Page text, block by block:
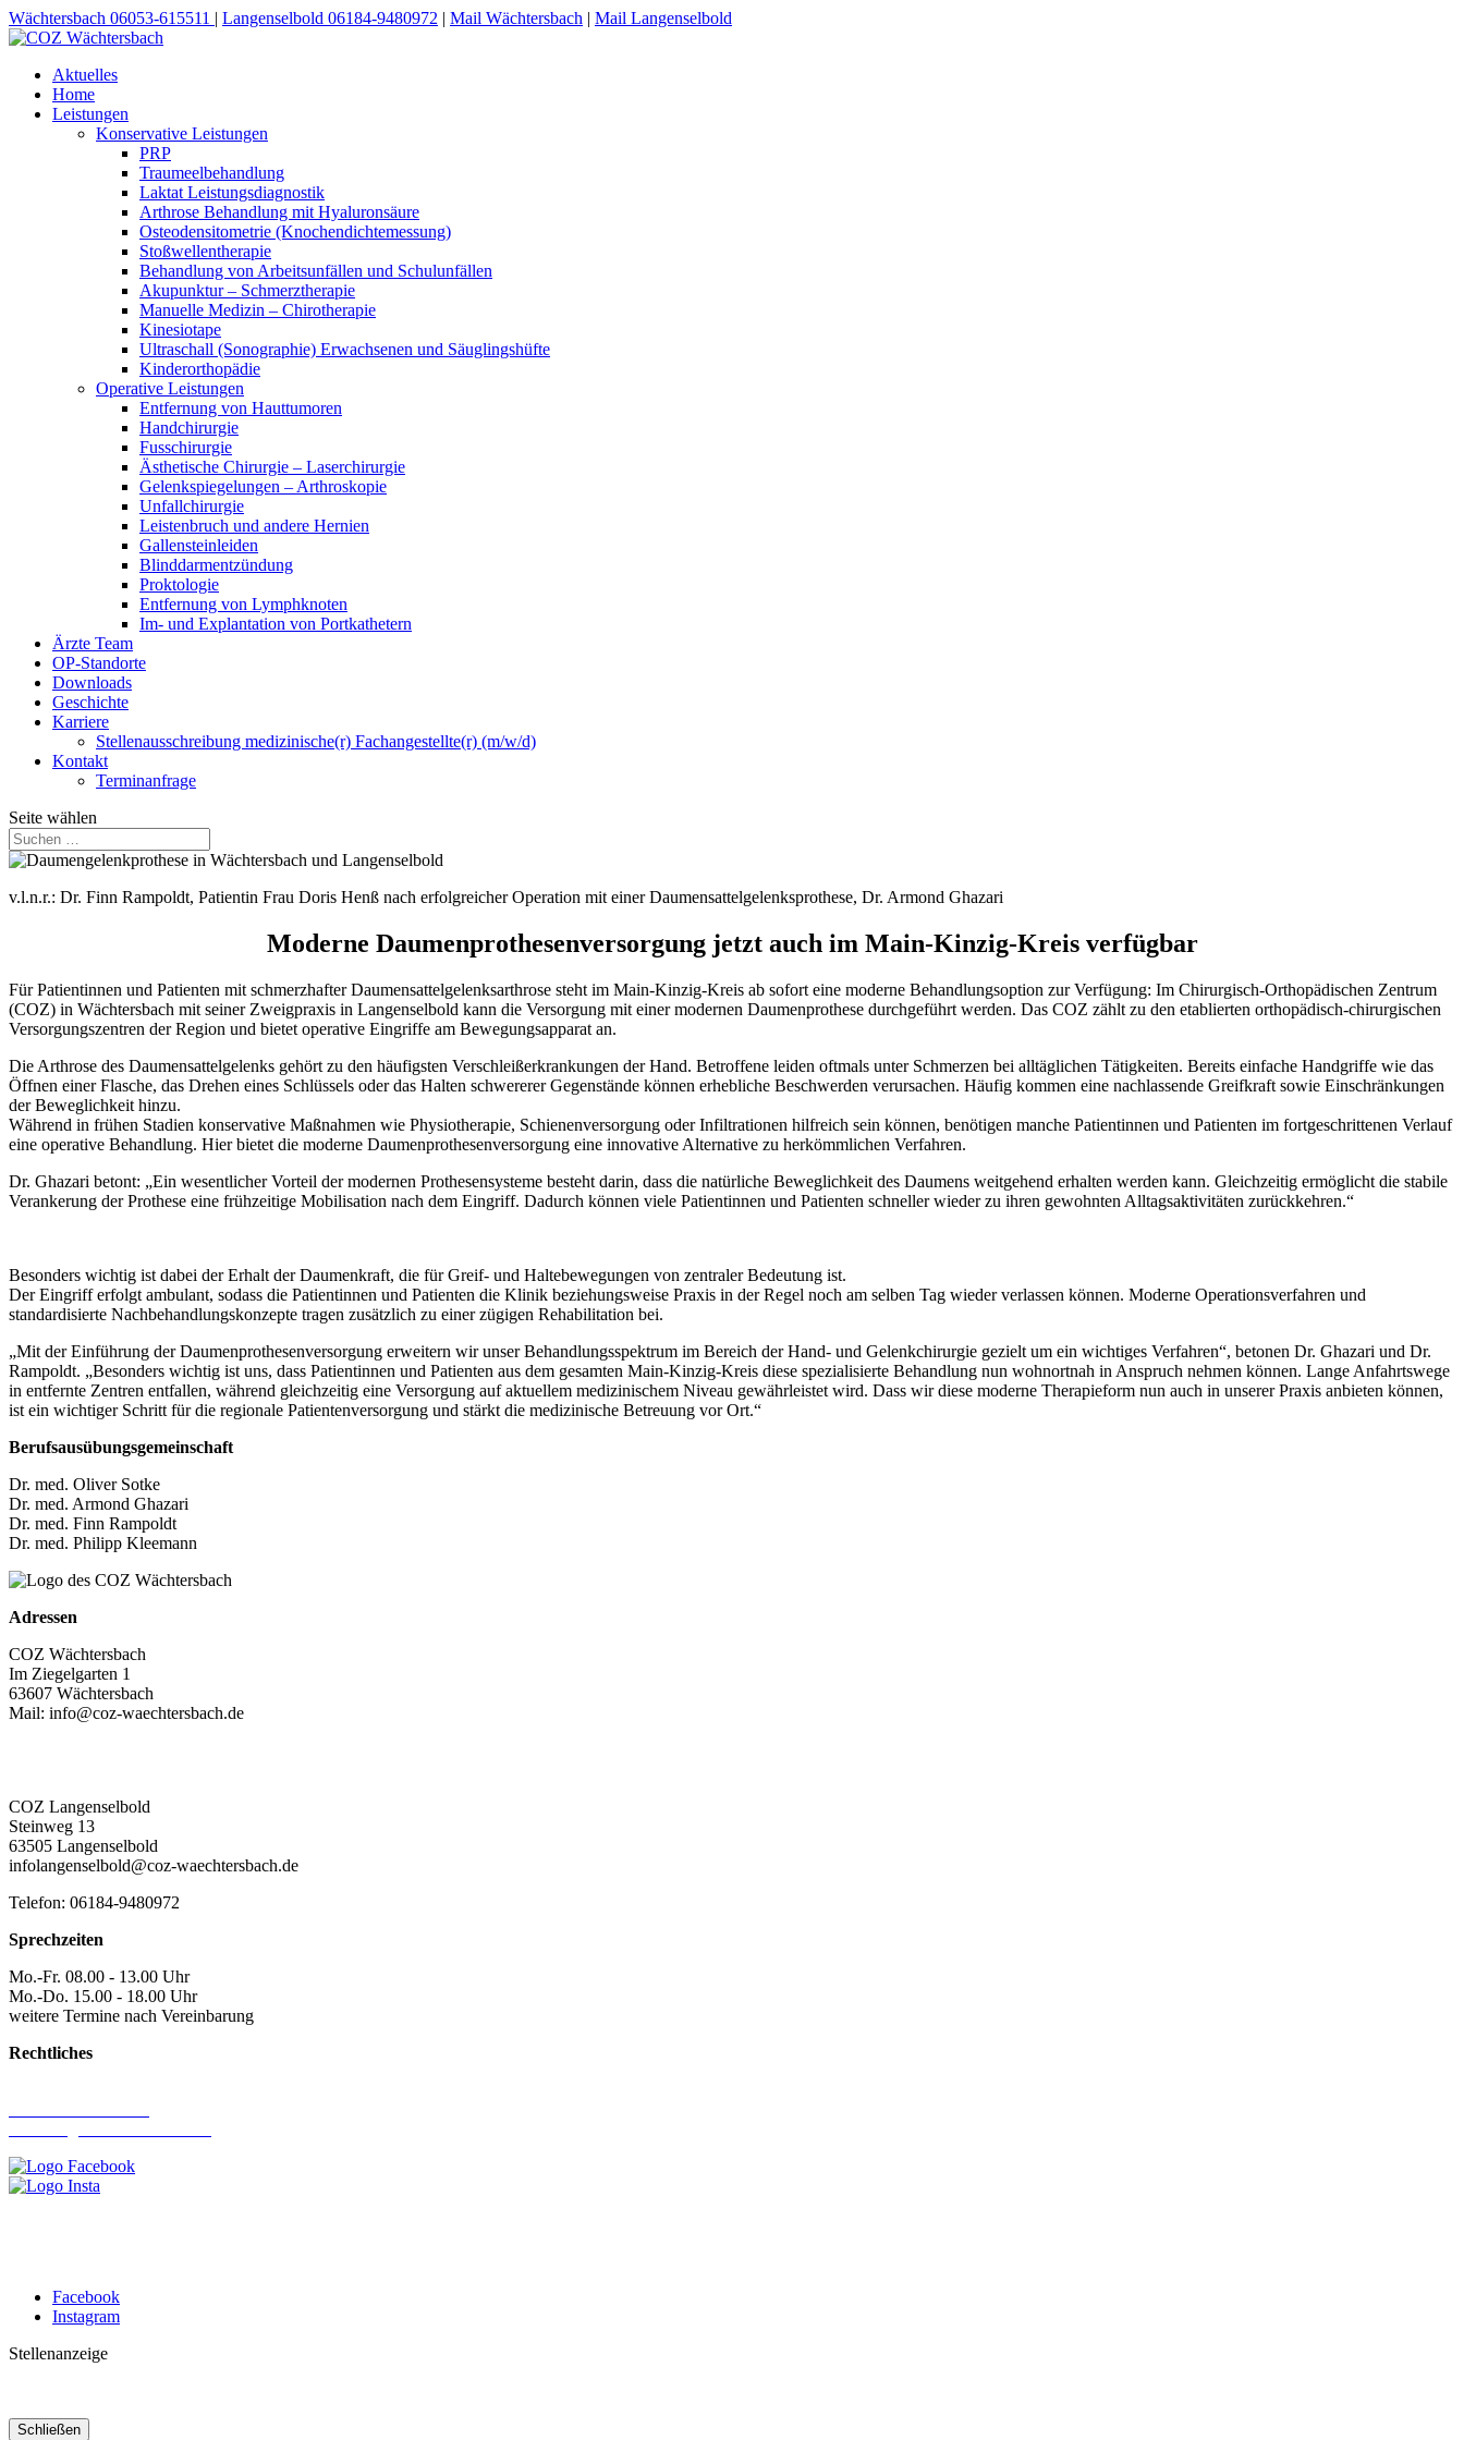
Wächtersbach 06053-615511 | Langenselbold 06184-9480972 | Mail Wächtersbach | Mail Langenselbold
Aktuelles
Home
Leistungen
Konservative Leistungen
PRP
Traumeelbehandlung
Laktat Leistungsdiagnostik
Arthrose Behandlung mit Hyaluronsäure
Osteodensitometrie (Knochendichtemessung)
Stoßwellentherapie
Behandlung von Arbeitsunfällen und Schulunfällen
Akupunktur – Schmerztherapie
Manuelle Medizin – Chirotherapie
Kinesiotape
Ultraschall (Sonographie) Erwachsenen und Säuglingshüfte
Kinderorthopädie
Operative Leistungen
Entfernung von Hauttumoren
Handchirurgie
Fusschirurgie
Ästhetische Chirurgie – Laserchirurgie
Gelenkspiegelungen – Arthroskopie
Unfallchirurgie
Leistenbruch und andere Hernien
Gallensteinleiden
Blinddarmentzündung
Proktologie
Entfernung von Lymphknoten
Im- und Explantation von Portkathetern
Ärzte Team
OP-Standorte
Downloads
Geschichte
Karriere
Stellenausschreibung medizinische(r) Fachangestellte(r) (m/w/d)
Kontakt
Terminanfrage
Seite wählen
v.l.n.r.: Dr. Finn Rampoldt, Patientin Frau Doris Henß nach erfolgreicher Operation mit einer Daumensattelgelenksprothese, Dr. Armond Ghazari
Moderne Daumenprothesenversorgung jetzt auch im Main-Kinzig-Kreis verfügbar
Für Patientinnen und Patienten mit schmerzhafter Daumensattelgelenksarthrose steht im Main-Kinzig-Kreis ab sofort eine moderne Behandlungsoption zur Verfügung: Im Chirurgisch-Orthopädischen Zentrum
(COZ) in Wächtersbach mit seiner Zweigpraxis in Langenselbold kann die Versorgung mit einer modernen Daumenprothese durchgeführt werden. Das COZ zählt zu den etablierten orthopädisch-chirurgischen
Versorgungszentren der Region und bietet operative Eingriffe am Bewegungsapparat an.
Die Arthrose des Daumensattelgelenks gehört zu den häufigsten Verschleißerkrankungen der Hand. Betroffene leiden oftmals unter Schmerzen bei alltäglichen Tätigkeiten. Bereits einfache Handgriffe wie das
Öffnen einer Flasche, das Drehen eines Schlüssels oder das Halten schwererer Gegenstände können erhebliche Beschwerden verursachen. Häufig kommen eine nachlassende Greifkraft sowie Einschränkungen
der Beweglichkeit hinzu.
Während in frühen Stadien konservative Maßnahmen wie Physiotherapie, Schienenversorgung oder Infiltrationen hilfreich sein können, benötigen manche Patientinnen und Patienten im fortgeschrittenen Verlauf
eine operative Behandlung. Hier bietet die moderne Daumenprothesenversorgung eine innovative Alternative zu herkömmlichen Verfahren.
Dr. Ghazari betont: „Ein wesentlicher Vorteil der modernen Prothesensysteme besteht darin, dass die natürliche Beweglichkeit des Daumens weitgehend erhalten werden kann. Gleichzeitig ermöglicht die stabile
Verankerung der Prothese eine frühzeitige Mobilisation nach dem Eingriff. Dadurch können viele Patientinnen und Patienten schneller wieder zu ihren gewohnten Alltagsaktivitäten zurückkehren.“
Besonders wichtig ist dabei der Erhalt der Daumenkraft, die für Greif- und Haltebewegungen von zentraler Bedeutung ist.
Der Eingriff erfolgt ambulant, sodass die Patientinnen und Patienten die Klinik beziehungsweise Praxis in der Regel noch am selben Tag wieder verlassen können. Moderne Operationsverfahren und
standardisierte Nachbehandlungskonzepte tragen zusätzlich zu einer zügigen Rehabilitation bei.
„Mit der Einführung der Daumenprothesenversorgung erweitern wir unser Behandlungsspektrum im Bereich der Hand- und Gelenkchirurgie gezielt um ein wichtiges Verfahren“, betonen Dr. Ghazari und Dr.
Rampoldt. „Besonders wichtig ist uns, dass Patientinnen und Patienten aus dem gesamten Main-Kinzig-Kreis diese spezialisierte Behandlung nun wohnortnah in Anspruch nehmen können. Lange Anfahrtswege
in entfernte Zentren entfallen, während gleichzeitig eine Versorgung auf aktuellem medizinischem Niveau gewährleistet wird. Dass wir diese moderne Therapieform nun auch in unserer Praxis anbieten können,
ist ein wichtiger Schritt für die regionale Patientenversorgung und stärkt die medizinische Betreuung vor Ort.“
Berufsausübungsgemeinschaft
Dr. med. Oliver Sotke
Dr. med. Armond Ghazari
Dr. med. Finn Rampoldt
Dr. med. Philipp Kleemann
Adressen
COZ Wächtersbach
Im Ziegelgarten 1
63607 Wächtersbach
Mail: info@coz-waechtersbach.de
COZ Langenselbold
Steinweg 13
63505 Langenselbold
infolangenselbold@coz-waechtersbach.de
Telefon: 06184-9480972
Sprechzeiten
Mo.-Fr. 08.00 - 13.00 Uhr
Mo.-Do. 15.00 - 18.00 Uhr
weitere Termine nach Vereinbarung
Rechtliches
Facebook
Instagram
Stellenanzeige
Schließen